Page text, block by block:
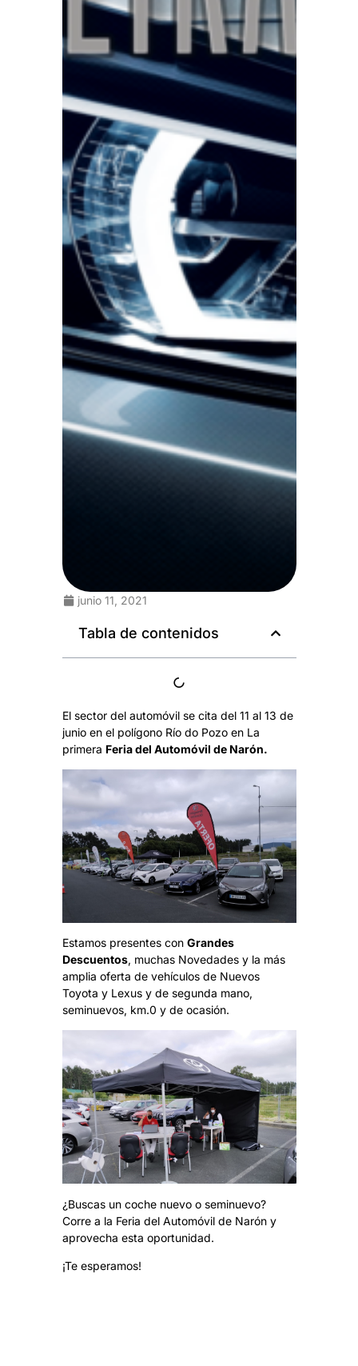
junio 11, 2021
Tabla de contenidos
El sector del automóvil se cita del 11 al 13 de
junio en el polígono Río do Pozo en La
primera Feria del Automóvil de Narón.
Estamos presentes con Grandes
Descuentos, muchas Novedades y la más
amplia oferta de vehículos de Nuevos
Toyota y Lexus y de segunda mano,
seminuevos, km.0 y de ocasión.
¿Buscas un coche nuevo o seminuevo?
Corre a la Feria del Automóvil de Narón y
aprovecha esta oportunidad.
¡Te esperamos!